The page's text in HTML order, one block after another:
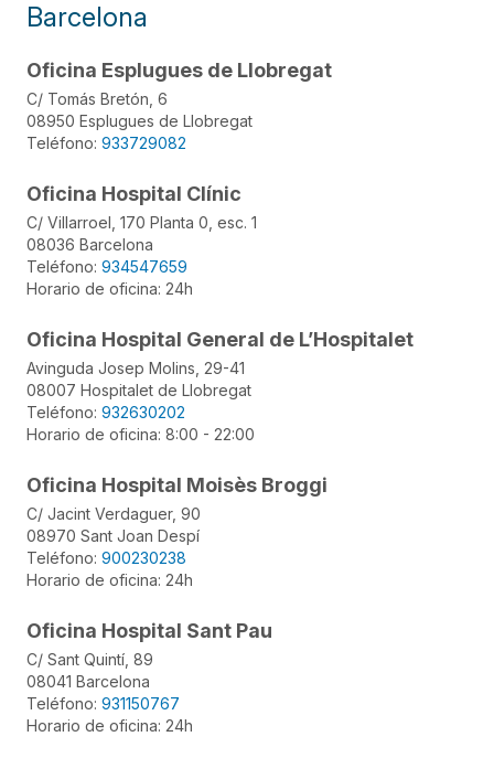
Barcelona
Oficina Esplugues de Llobregat
C/ Tomás Bretón, 6
08950 Esplugues de Llobregat
Teléfono: 933729082
Oficina Hospital Clínic
C/ Villarroel, 170 Planta 0, esc. 1
08036 Barcelona
Teléfono: 934547659
Horario de oficina: 24h
Oficina Hospital General de L’Hospitalet
Avinguda Josep Molins, 29-41
08007 Hospitalet de Llobregat
Teléfono: 932630202
Horario de oficina: 8:00 - 22:00
Oficina Hospital Moisès Broggi
C/ Jacint Verdaguer, 90
08970 Sant Joan Despí
Teléfono: 900230238
Horario de oficina: 24h
Oficina Hospital Sant Pau
C/ Sant Quintí, 89
08041 Barcelona
Teléfono: 931150767
Horario de oficina: 24h